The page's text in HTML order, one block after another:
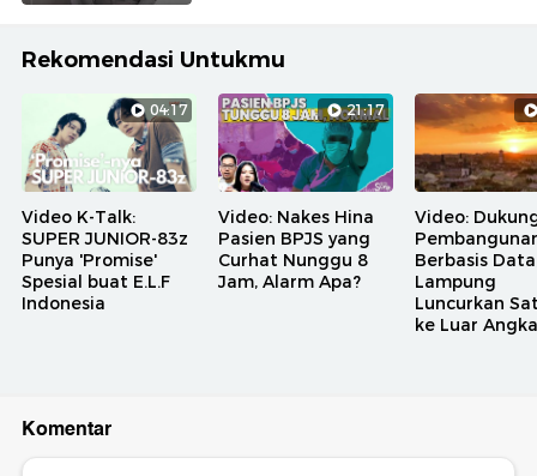
Rekomendasi Untukmu
04:17
Video K-Talk:
SUPER JUNIOR-83z
Punya 'Promise'
Spesial buat E.L.F
Indonesia
21:17
Video: Nakes Hina
Pasien BPJS yang
Curhat Nunggu 8
Jam, Alarm Apa?
Video:
Berbasis
Lampung
Luncurkan
ke Luar